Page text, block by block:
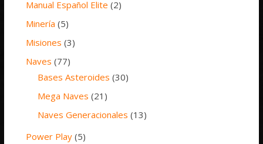
Manual Español Elite (2)
Minería (5)
Misiones (3)
Naves (77)
Bases Asteroides (30)
Mega Naves (21)
Naves Generacionales (13)
Power Play (5)